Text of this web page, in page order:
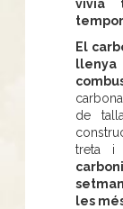
vivia
El
de
treta i
les